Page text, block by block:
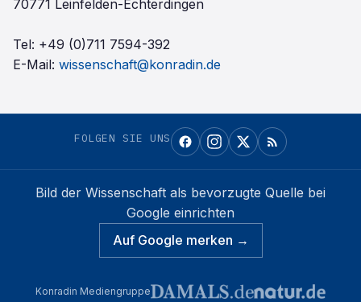
70771 Leinfelden-Echterdingen
Tel: +49 (0)711 7594-392
E-Mail: wissenschaft@konradin.de
FOLGEN SIE UNS
Bild der Wissenschaft als bevorzugte Quelle bei
Google einrichten
Auf Google merken →
Konradin Mediengruppe